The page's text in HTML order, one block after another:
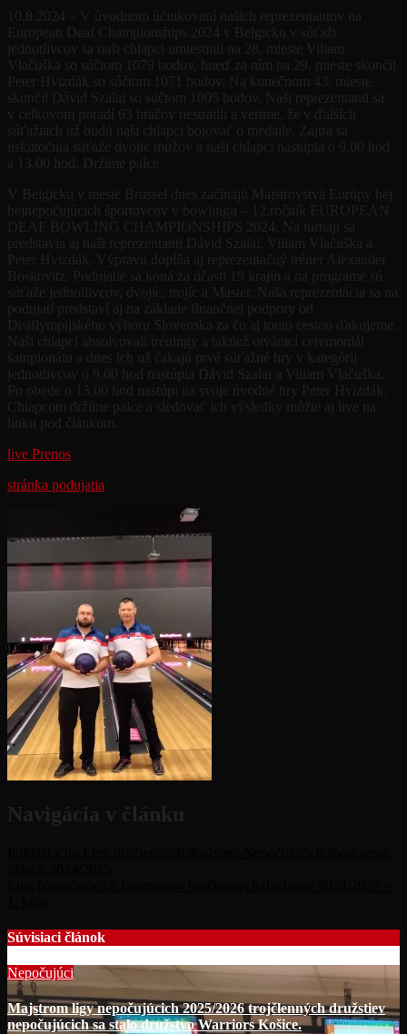
10.8.2024 – V úvodnom účinkovaní našich reprezentantov na
European Deaf Championships 2024 v Belgicku v súťaži
jednotlivcov sa naši chlapci umiestnili na 28. mieste Viliam
Vlačuška so súčtom 1079 bodov, hneď za ním na 29. mieste skončil
Peter Hvizdák so súčtom 1071 bodov. Na konečnom 43. mieste
skončil Dávid Szalai so súčtom 1005 bodov. Naši reprezentanti sa
v celkovom poradí 63 hráčov nestratili a veríme, že v ďalších
súťažiach už budú naši chlapci bojovať o medaile. Zajtra sa
uskutočnia súťaže dvojíc mužov a naši chlapci nastúpia o 9.00 hod
a 13.00 hod. Držíme palce
V Belgicku v meste Brussel dnes začínajú Majstrovstvá Európy hej
hejnepočujúcich športovcov v bowlingu – 12.ročník EUROPEAN
DEAF BOWLING CHAMPIONSHIPS 2024. Na turnaji sa
predstavia aj naši reprezentanti Dávid Szalai, Viliam Vlačuška a
Peter Hvizdák. Výpravu dopĺňa aj reprezentačný tréner Alexander
Boskovitz. Podujatie sa koná za účasti 19 krajín a na programe sú
súťaže jednotlivcov, dvojíc, trojíc a Master. Naša reprezentácia sa na
podujatí predstaví aj na základe finančnej podpory od
Deaflympijského výboru Slovenska za čo aj touto cestou ďakujeme.
Naši chlapci absolvovali tréningy a taktiež otvárací ceremoniál
šampionátu a dnes ich už čakajú prvé súťažné hry v kategórii
jednotlivcov o 9.00 hod nastúpia Dávid Szalai a Viliam Vlačuška.
Po obede o 13.00 hod nastúpi na svoje úvodné hry Peter Hvizdák.
Chlapcom držíme palce a sledovať ich výsledky môžte aj live na
linku pod článkom.
live Prenos
stránka podujatia
Navigácia v článku
Súvisiaci článok
Nepočujúci
Majstrom ligy nepočujúcich 2025/2026 trojčlenných družstiev
nepočujúcich sa stalo družstvo Warriors Košice.